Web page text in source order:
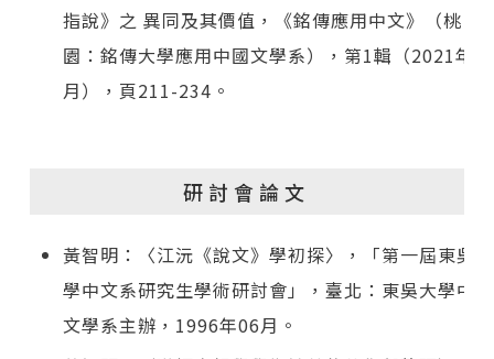
指說》之 異同及其價值，《銘傳應用中文》（桃
園：銘傳大學應用中國文學系），第1輯（2021年
月），頁211-234。
研討會論文
黃智明：〈江沅《說文》學初探〉，「第一屆東吳大
學中文系研究生學術研討會」，臺北：東吳大學中國
文學系主辦，1996年06月。